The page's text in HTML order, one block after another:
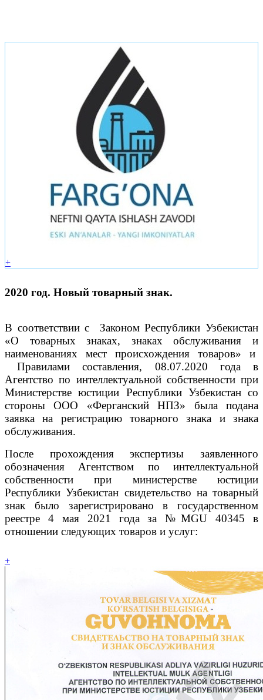
+
2020 год. Новый товарный знак.
В соответствии с Законом Республики Узбекистан
«О товарных знаках, знаках обслуживания и
наименованиях мест происхождения товаров» и
Правилами составления, 08.07.2020 года в
Агентство по интеллектуальной собственности при
Министерстве юстиции Республики Узбекистан со
стороны ООО «Ферганский НПЗ» была подана
заявка на регистрацию товарного знака и знака
обслуживания.
После прохождения экспертизы заявленного
обозначения Агентством по интеллектуальной
собственности при министерстве юстиции
Республики Узбекистан свидетельство на товарный
знак было зарегистрировано в государственном
реестре 4 мая 2021 года за №MGU 40345 в
отношении следующих товаров и услуг:
+